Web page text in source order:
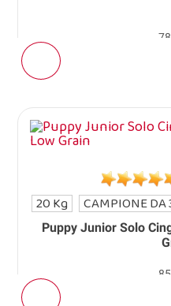
Puppy Junior Solo
20 Kg CAMPIONE DA